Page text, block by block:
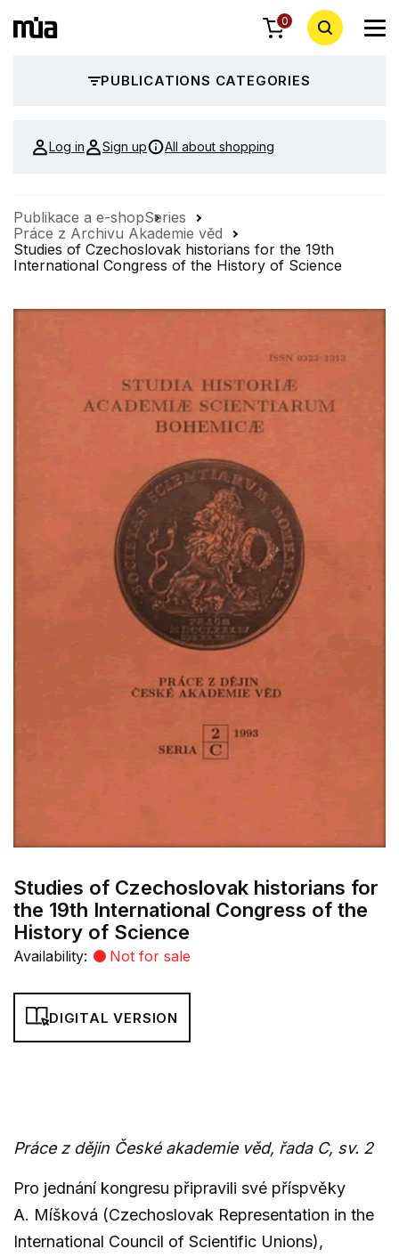
0
PUBLICATIONS CATEGORIES
Log in Sign up All about shopping
Publikace a e-shopSeries
Práce z Archivu Akademie věd
Studies of Czechoslovak historians for the 19th
International Congress of the History of Science
Studies of Czechoslovak historians for
the 19th International Congress of the
History of Science
Availability: Not for sale
DIGITAL VERSION
Práce z dějin České akademie věd, řada C, sv. 2
Pro jednání kongresu připravili své příspvěky
A. Míšková (Czechoslovak Representation in the
International Council of Scientific Unions),